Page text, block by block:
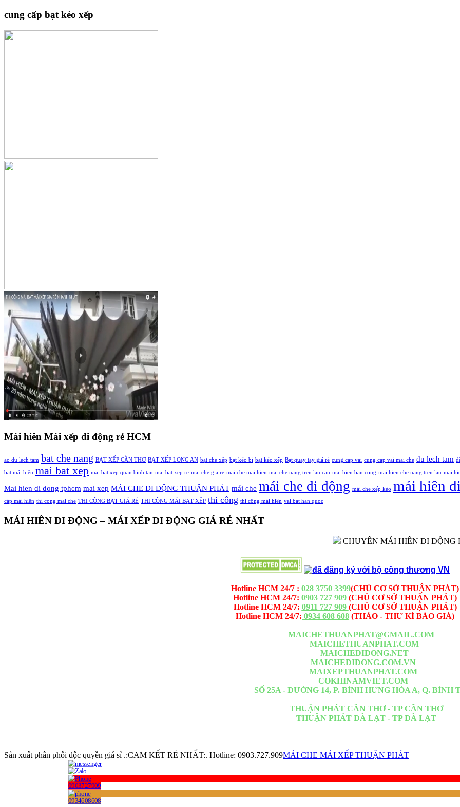
cung cấp bạt kéo xếp
Mái hiên Mái xếp di động rẻ HCM
ao du lech tam bat che nang BẠT XẾP CẦN THƠ BẠT XẾP LONG AN bạt che xếp bạt kéo bi bạt kéo xếp Bạt quay tay giá rẻ cung cap vai cung cap vai mai che du lech tam
bạt mái hiên mai bat xep mai bat xep quan binh tan mai bat xep re mai che gia re mai che mai hien mai che nang tren lan can mai hien ban cong mai hien che nang tren lau mai
Mai hien di dong tphcm mai xep MÁI CHE DI ĐỘNG THUẬN PHÁT mái che mái che di động mái che xếp kéo mái hiên
cáp mái hiên thi cong mai che THI CÔNG BẠT GIÁ RẺ THI CÔNG MÁI BẠT XẾP thi công thi công mái hiên vai bat han quoc
MÁI HIÊN DI ĐỘNG – MÁI XẾP DI ĐỘNG GIÁ RẺ NHẤT
CHUYÊN MÁI HIÊN DI ĐỘNG RẺ
Hotline HCM 24/7 : 028 3750 3399(CHỦ CƠ SỞ THUẬN PHÁT)
Hotline HCM 24/7: 0903 727 909 (CHỦ CƠ SỞ THUẬN PHÁT)
Hotline HCM 24/7: 0911 727 909 (CHỦ CƠ SỞ THUẬN PHÁT)
Hotline HCM 24/7: 0934 608 608 (THẢO - THƯ KÍ BÁO GIÁ)
MAICHETHUANPHAT@GMAIL.COM
MAICHETHUANPHAT.COM
MAICHEDIDONG.NET
MAICHEDIDONG.COM.VN
MAIXEPTHUANPHAT.COM
COKHINAMVIET.COM
SỐ 25A - ĐƯỜNG 14, P. BÌNH HƯNG HÒA A, Q. BÌNH
THUẬN PHÁT CẦN THƠ - TP CẦN THƠ
THUẬN PHÁT ĐÀ LẠT - TP ĐÀ LẠT
Sản xuất phân phối độc quyền giá sỉ .:CAM KẾT RẺ NHẤT:. Hotline: 0903.727.909MÁI CHE MÁI XẾP THUẬN PHÁT
0903727909
0934608608